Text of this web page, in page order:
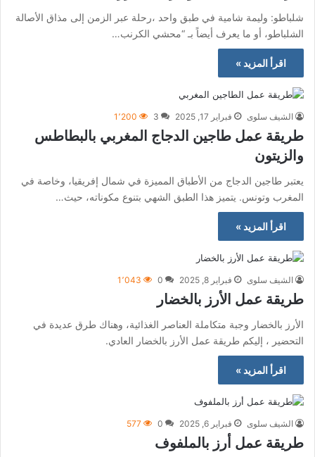
شلباطو: وليمة شامية في طبق واحد ،رحلة عبر الزمن إلى مذاق الأصالة
الشلباطو، أو ما يعرف أيضاً بـ “محشي الكرنب…
اقرأ المزيد »
الشيف سلوى فبراير 17, 2025 3 1٬200
طريقة عمل طاجين الدجاج المغربي بالبطاطس
والزيتون
يعتبر طاجين الدجاج من الأطباق المميزة في شمال إفريقيا، وخاصة في
المغرب وتونس. يتميز هذا الطبق الشهي بتنوع مكوناته، حيث…
اقرأ المزيد »
الشيف سلوى فبراير 8, 2025 0 1٬043
طريقة عمل الأرز بالخضار
الأرز بالخضار وجبة متكاملة العناصر الغذائية، وهناك طرق عديدة في
التحضير ، إليكم طريقة عمل الأرز بالخضار العادي.
اقرأ المزيد »
الشيف سلوى فبراير 6, 2025 0
577
طريقة عمل أرز بالملفوف